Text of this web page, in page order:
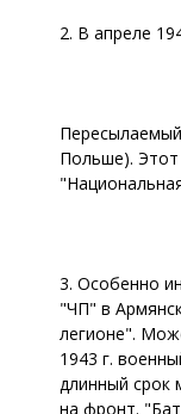
2. В апреле
Польше).
3. Особенно
"ЧП" в
легионе".
1943 г.
длинный срок
на фронт.